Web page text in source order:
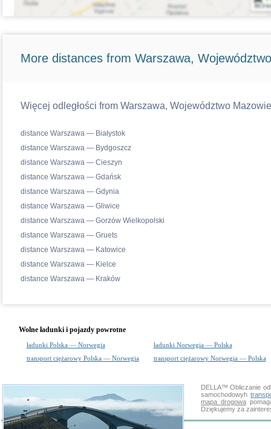
More distances from Warszawa,
Więcej odległości from Warszawa, Województwo
distance Warszawa — Białystok
distance Warszawa — Bydgoszcz
distance Warszawa — Cieszyn
distance Warszawa — Gdańsk
distance Warszawa — Gdynia
distance Warszawa — Gliwice
distance Warszawa — Gorzów Wielkopolski
distance Warszawa — Gruets
distance Warszawa — Katowice
distance Warszawa — Kielce
distance Warszawa — Kraków
Wolne ładunki i pojazdy powrotne
ładunki Polska — Norwegia
ładunki Norwegia — Polska
transport ciężarowy Polska — Norwegia
transport ciężarowy Norwegia — Polska
DELLA™Obliczanie
samochodowyh
mapa drogowa
Dziękujemy za